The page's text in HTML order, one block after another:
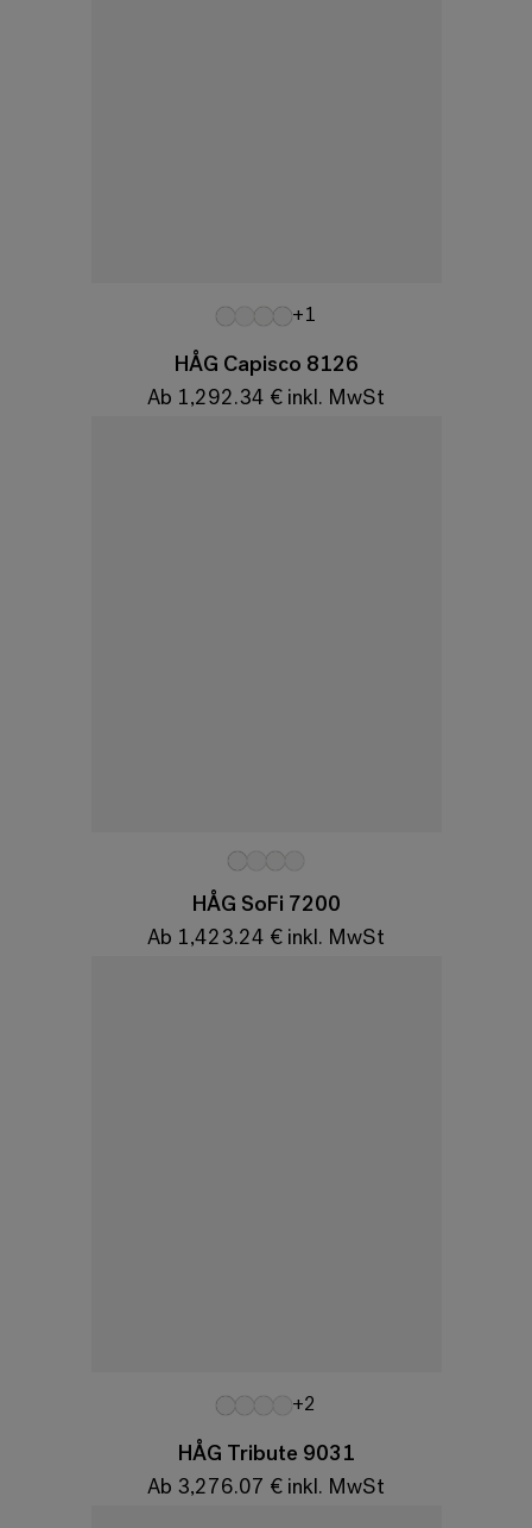
HÅG Capisco 8126
Ab 1,292.34 € inkl. MwSt
+1
HÅG SoFi 7200
Ab 1,423.24 € inkl. MwSt
HÅG Tribute 9031
Ab 3,276.07 € inkl. MwSt
+2